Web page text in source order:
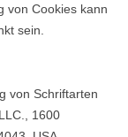
von Cookies kann
sein.
von Schriftarten
1600